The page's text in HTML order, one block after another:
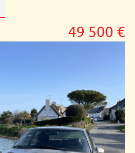
49 500 €